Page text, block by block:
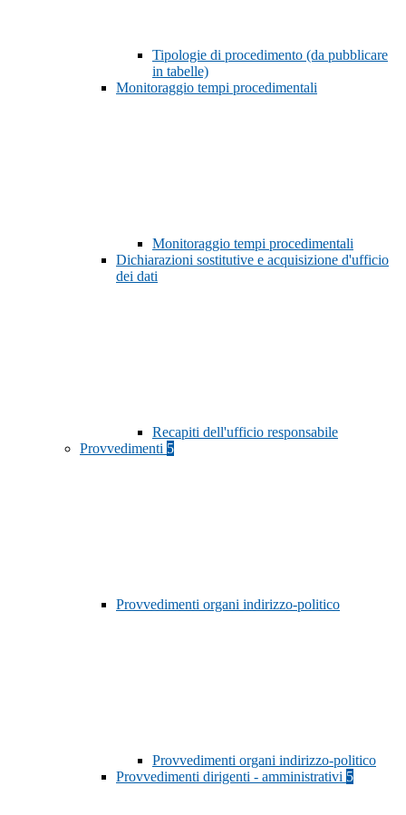
Tipologie di procedimento (da pubblicare
in tabelle)
Monitoraggio tempi procedimentali
Monitoraggio tempi procedimentali
Dichiarazioni sostitutive e acquisizione d'ufficio
dei dati
Recapiti dell'ufficio responsabile
Provvedimenti 5
Provvedimenti organi indirizzo-politico
Provvedimenti organi indirizzo-politico
Provvedimenti dirigenti - amministrativi 5